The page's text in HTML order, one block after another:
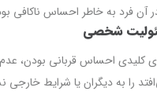
آن فرد به خاطر احساس ناکافی
شخصی
کلیدی احساس قربانی
را به دیگران یا شرایط